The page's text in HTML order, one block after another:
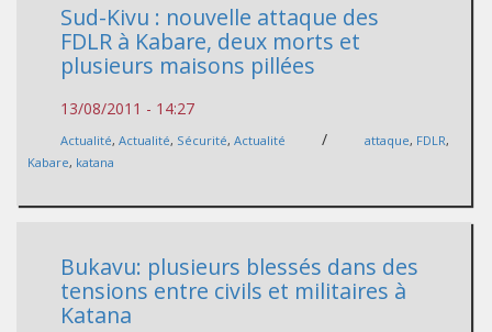
Sud-Kivu : nouvelle attaque des
FDLR à Kabare, deux morts et
plusieurs maisons pillées
13/08/2011 - 14:27
Actualité, Actualité, Sécurité, Actualité / attaque, FDLR,
Kabare, katana
Bukavu: plusieurs blessés dans des
tensions entre civils et militaires à
Katana